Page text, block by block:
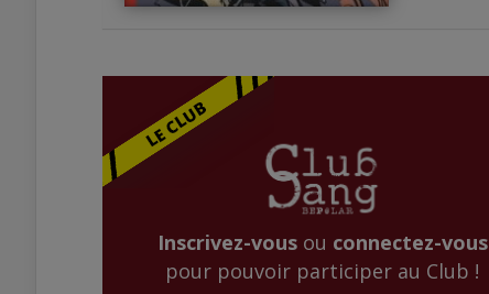
Inscrivez-vousou connectez-vous
pour pouvoir participer au Club !